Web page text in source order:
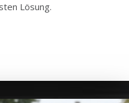
Lösung.